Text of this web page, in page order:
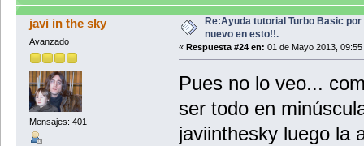
javi in the sky
Avanzado
Mensajes: 401
Re:Ayuda tutorial Turbo Basic
nuevo en esto!!.
« Respuesta #24 en: 01 de Mayo 2013, 09:55
Pues no lo veo...
ser todo en
javiinthesky luego la